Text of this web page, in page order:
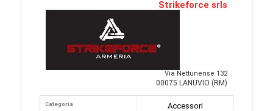
Strikeforce srls
Via Nettunense 132
00075 LANUVIO (RM)
Categoria
Accessori